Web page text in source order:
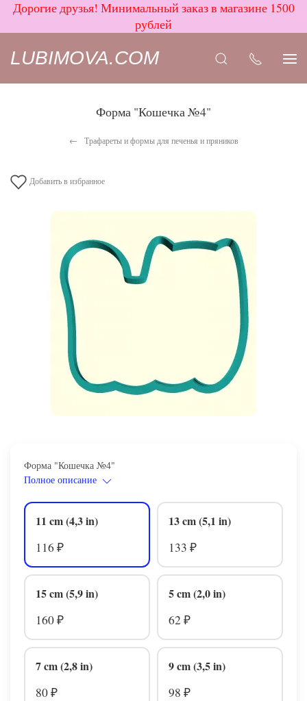
Дорогие друзья! Минимальный заказ в магазине 1500
рублей
LUBIMOVA.COM
Форма "Кошечка №4"
Трафареты и формы для печенья и пряников
Добавить в избранное
Форма "Кошечка №4"
Полное описание
11 cm (4,3 in)
116 ₽
13 cm (5,1 in)
133 ₽
15 cm (5,9 in)
160 ₽
5 cm (2,0 in)
62 ₽
7 cm (2,8 in)
80 ₽
9 cm (3,5 in)
98 ₽